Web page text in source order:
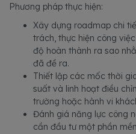
Phương pháp thực hiện:
Xây dựng roadmap chi
trách, thực hiện công
độ hoàn thành ra sao
đã đề ra.
Thiết lập các mốc thời
suất và linh hoạt điều
trường hoặc hành vi
Đánh giá năng lực công
cần đầu tư một phần